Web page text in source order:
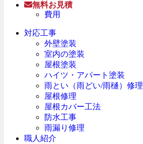
無料お見積
費用
対応工事
外壁塗装
室内の塗装
屋根塗装
ハイツ・アパート塗装
雨とい（雨どい/雨樋）修理
屋根修理
屋根カバー工法
防水工事
雨漏り修理
職人紹介